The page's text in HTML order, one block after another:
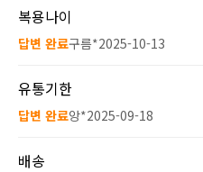
복용나이
답변 완료구름*2025-10-13
유통기한
답변 완료앙*2025-09-18
배송